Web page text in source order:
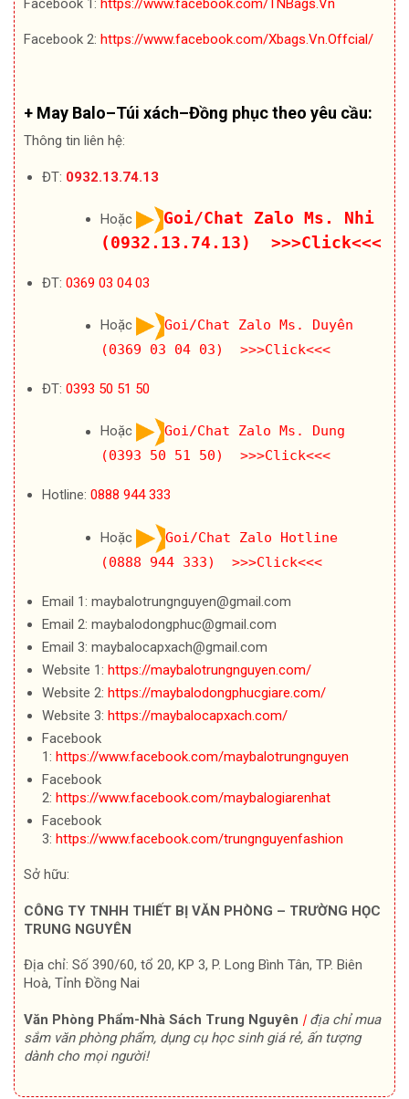
Facebook 1: https://www.facebook.com/TNBags.Vn
Facebook 2: https://www.facebook.com/Xbags.Vn.Offcial/
+ May Balo–Túi xách–Đồng phục theo yêu cầu:
Thông tin liên hệ:
ĐT: 0932.13.74.13
Hoặc
Goi/Chat Zalo Ms. Nhi
(0932.13.74.13) >>>Click<<<
ĐT: 0369 03 04 03
Hoặc
Goi/Chat Zalo Ms. Duyên
(0369 03 04 03) >>>Click<<<
ĐT: 0393 50 51 50
Hoặc
Goi/Chat Zalo Ms. Dung
(0393 50 51 50) >>>Click<<<
Hotline: 0888 944 333
Hoặc
Goi/Chat Zalo Hotline
(0888 944 333) >>>Click<<<
Email 1: maybalotrungnguyen@gmail.com
Email 2: maybalodongphuc@gmail.com
Email 3: maybalocapxach@gmail.com
Website 1: https://maybalotrungnguyen.com/
Website 2: https://maybalodongphucgiare.com/
Website 3: https://maybalocapxach.com/
Facebook
1: https://www.facebook.com/maybalotrungnguyen
Facebook
2: https://www.facebook.com/maybalogiarenhat
Facebook
3: https://www.facebook.com/trungnguyenfashion
Sở hữu:
CÔNG TY TNHH THIẾT BỊ VĂN PHÒNG – TRƯỜNG HỌC
TRUNG NGUYÊN
Địa chỉ: Số 390/60, tổ 20, KP 3, P. Long Bình Tân, TP. Biên
Hoà, Tỉnh Đồng Nai
Văn Phòng Phẩm-Nhà Sách Trung Nguyên | địa chỉ mua
sắm văn phòng phẩm, dụng cụ học sinh giá rẻ, ấn tượng
dành cho mọi người!